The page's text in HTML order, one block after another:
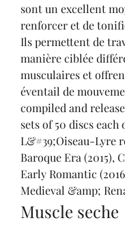
sont un excellent
renforcer et de
Ils permettent de
manière ciblée
musculaires et
éventail de
compiled and
sets of 50 discs each
L&#39;Oiseau-Lyre
Baroque Era (2015),
Early Romantic
Muscle seche